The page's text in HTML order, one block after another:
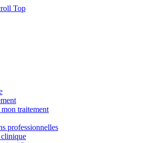
Top
traitement
professionnelles
clinique